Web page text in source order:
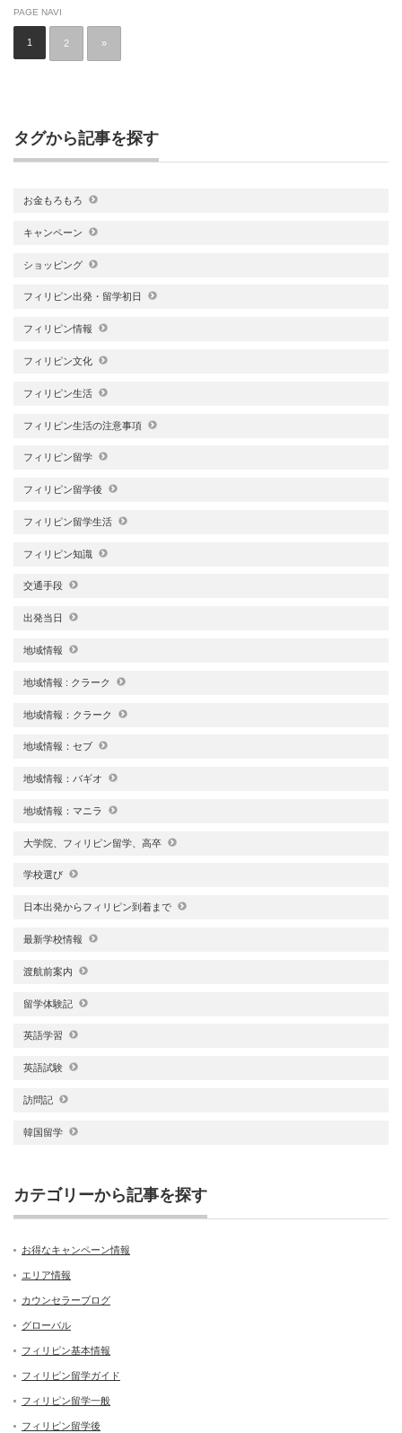
PAGE NAVI
1 2 »
タグから記事を探す
お金もろもろ
キャンペーン
ショッピング
フィリピン出発・留学初日
フィリピン情報
フィリピン文化
フィリピン生活
フィリピン生活の注意事項
フィリピン留学
フィリピン留学後
フィリピン留学生活
フィリピン知識
交通手段
出発当日
地域情報
地域情報 : クラーク
地域情報：クラーク
地域情報：セブ
地域情報：バギオ
地域情報：マニラ
大学院、フィリピン留学、高卒
学校選び
日本出発からフィリピン到着まで
最新学校情報
渡航前案内
留学体験記
英語学習
英語試験
訪問記
韓国留学
カテゴリーから記事を探す
お得なキャンペーン情報
エリア情報
カウンセラーブログ
グローバル
フィリピン基本情報
フィリピン留学ガイド
フィリピン留学一般
フィリピン留学後